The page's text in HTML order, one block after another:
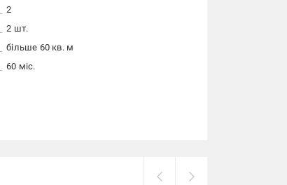
2
2 шт.
більше 60 кв. м
60 міс.